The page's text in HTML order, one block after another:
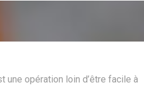
une opération loin d’être facile à